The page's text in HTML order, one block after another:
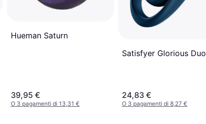
Hueman Saturn
39,95 €
O 3 pagamenti di 13,31 €
Satisfyer Glorious Duo
24,83 €
O 3 pagamenti di 8,27 €